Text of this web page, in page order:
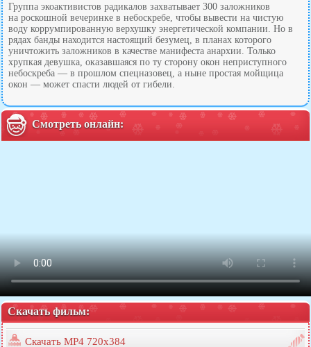
Группа экоактивистов радикалов захватывает 300 заложников
на роскошной вечеринке в небоскребе, чтобы вывести на чистую
воду коррумпированную верхушку энергетической компании. Но в
рядах банды находится настоящий безумец, в планах которого
уничтожить заложников в качестве манифеста анархии. Только
хрупкая девушка, оказавшаяся по ту сторону окон неприступного
небоскреба — в прошлом спецназовец, а ныне простая мойщица
окон — может спасти людей от гибели.
Смотреть онлайн:
Скачать фильм:
Скачать MP4 720x384